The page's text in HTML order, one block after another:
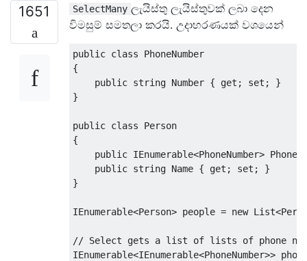
1651 SelectMany ලැයිස්තු ලැයිස්තුවක් ලබා දෙන
විමසුම් සමතලා කරයි. උදාහරණයක් වශයෙන්
public class
PhoneNumber
{
public string Number { get ; set ;
}
}
public class
Person
{
public IEnumerable<PhoneNumber>
public string Name { get ; set ;
}
}
IEnumerable<Person> people = new List<
// Select gets a list of lists of phone
IEnumerable<IEnumerable<PhoneNumber>>